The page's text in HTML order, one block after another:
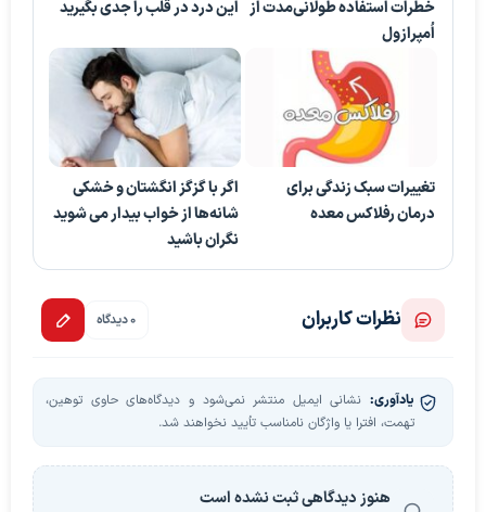
خطرات استفاده طولانی‌مدت از
اُمپرازول
این درد در قلب را جدی بگیرید
تغییرات سبک زندگی برای
درمان رفلاکس معده
اگر با گزگز انگشتان و خشکی
شانه‌ها از خواب بیدار می شوید
نگران باشید
نظرات کاربران 0 دیدگاه
یادآوری: نشانی ایمیل منتشر نمی‌شود و دیدگاه‌های حاوی توهین،
تهمت، افترا یا واژگان نامناسب تأیید نخواهند شد.
هنوز دیدگاهی ثبت نشده است